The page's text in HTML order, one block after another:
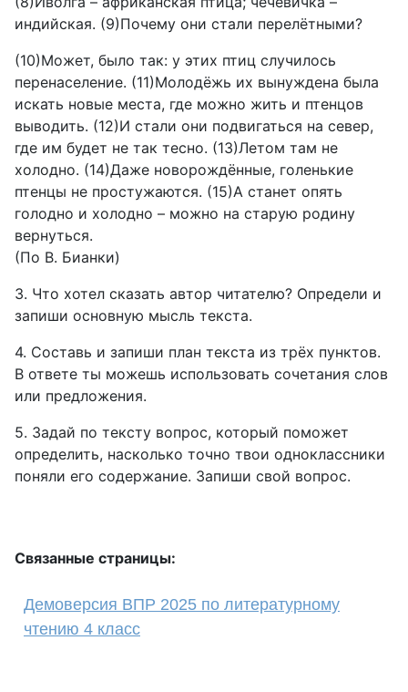
индийская. (9)Почему они стали перелётными?
(10)Может, было так: у этих птиц случилось
перенаселение. (11)Молодёжь их вынуждена была
искать новые места, где можно жить и птенцов
выводить. (12)И стали они подвигаться на север,
где им будет не так тесно. (13)Летом там не
холодно. (14)Даже новорождённые, голенькие
птенцы не простужаются. (15)А станет опять
голодно и холодно – можно на старую родину
вернуться.
(По В. Бианки)
3. Что хотел сказать автор читателю? Определи и
запиши основную мысль текста.
4. Составь и запиши план текста из трёх пунктов.
В ответе ты можешь использовать сочетания слов
или предложения.
5. Задай по тексту вопрос, который поможет
определить, насколько точно твои одноклассники
поняли его содержание. Запиши свой вопрос.
Связанные страницы:
Демоверсия ВПР 2025 по литературному
чтению 4 класс